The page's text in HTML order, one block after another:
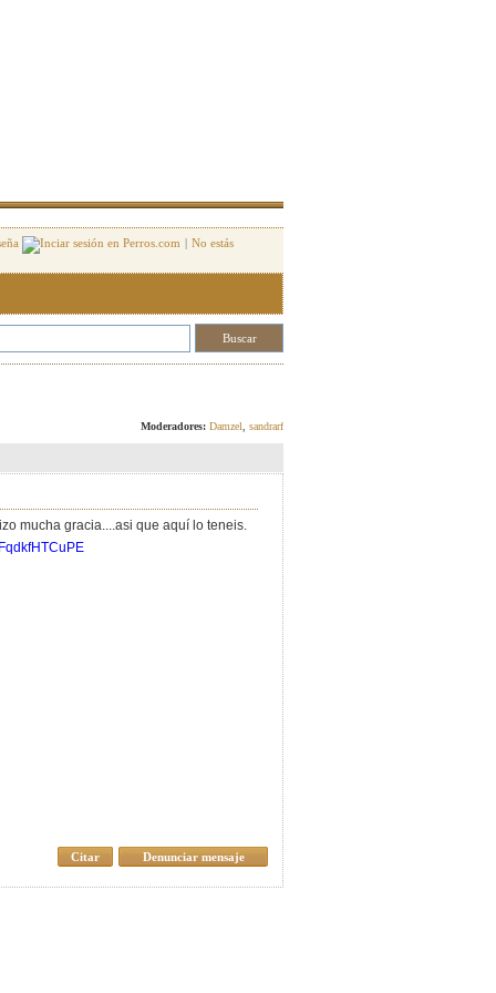
| No estás
Moderadores: Damzel sandrarf
mucha gracia....asi que aquí lo teneis.
Denunciar mensaje
Citar